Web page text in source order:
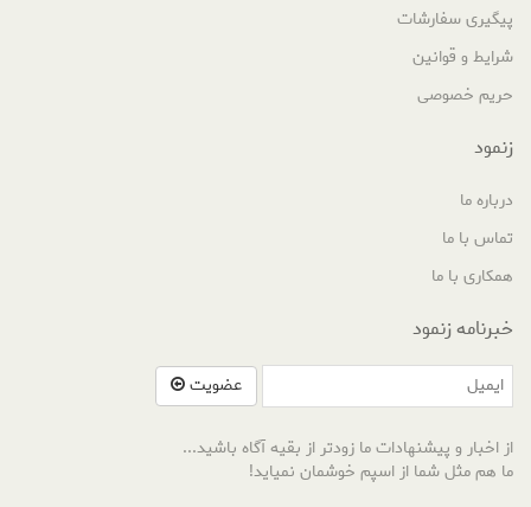
پیگیری سفارشات
شرایط و قوانین
حریم خصوصی
زنمود
درباره ما
تماس با ما
همکاری با ما
خبرنامه زنمود
عضویت
از اخبار و پیشنهادات ما زودتر از بقیه آگاه باشید...
ما هم مثل شما از اسپم خوشمان نمیاید!